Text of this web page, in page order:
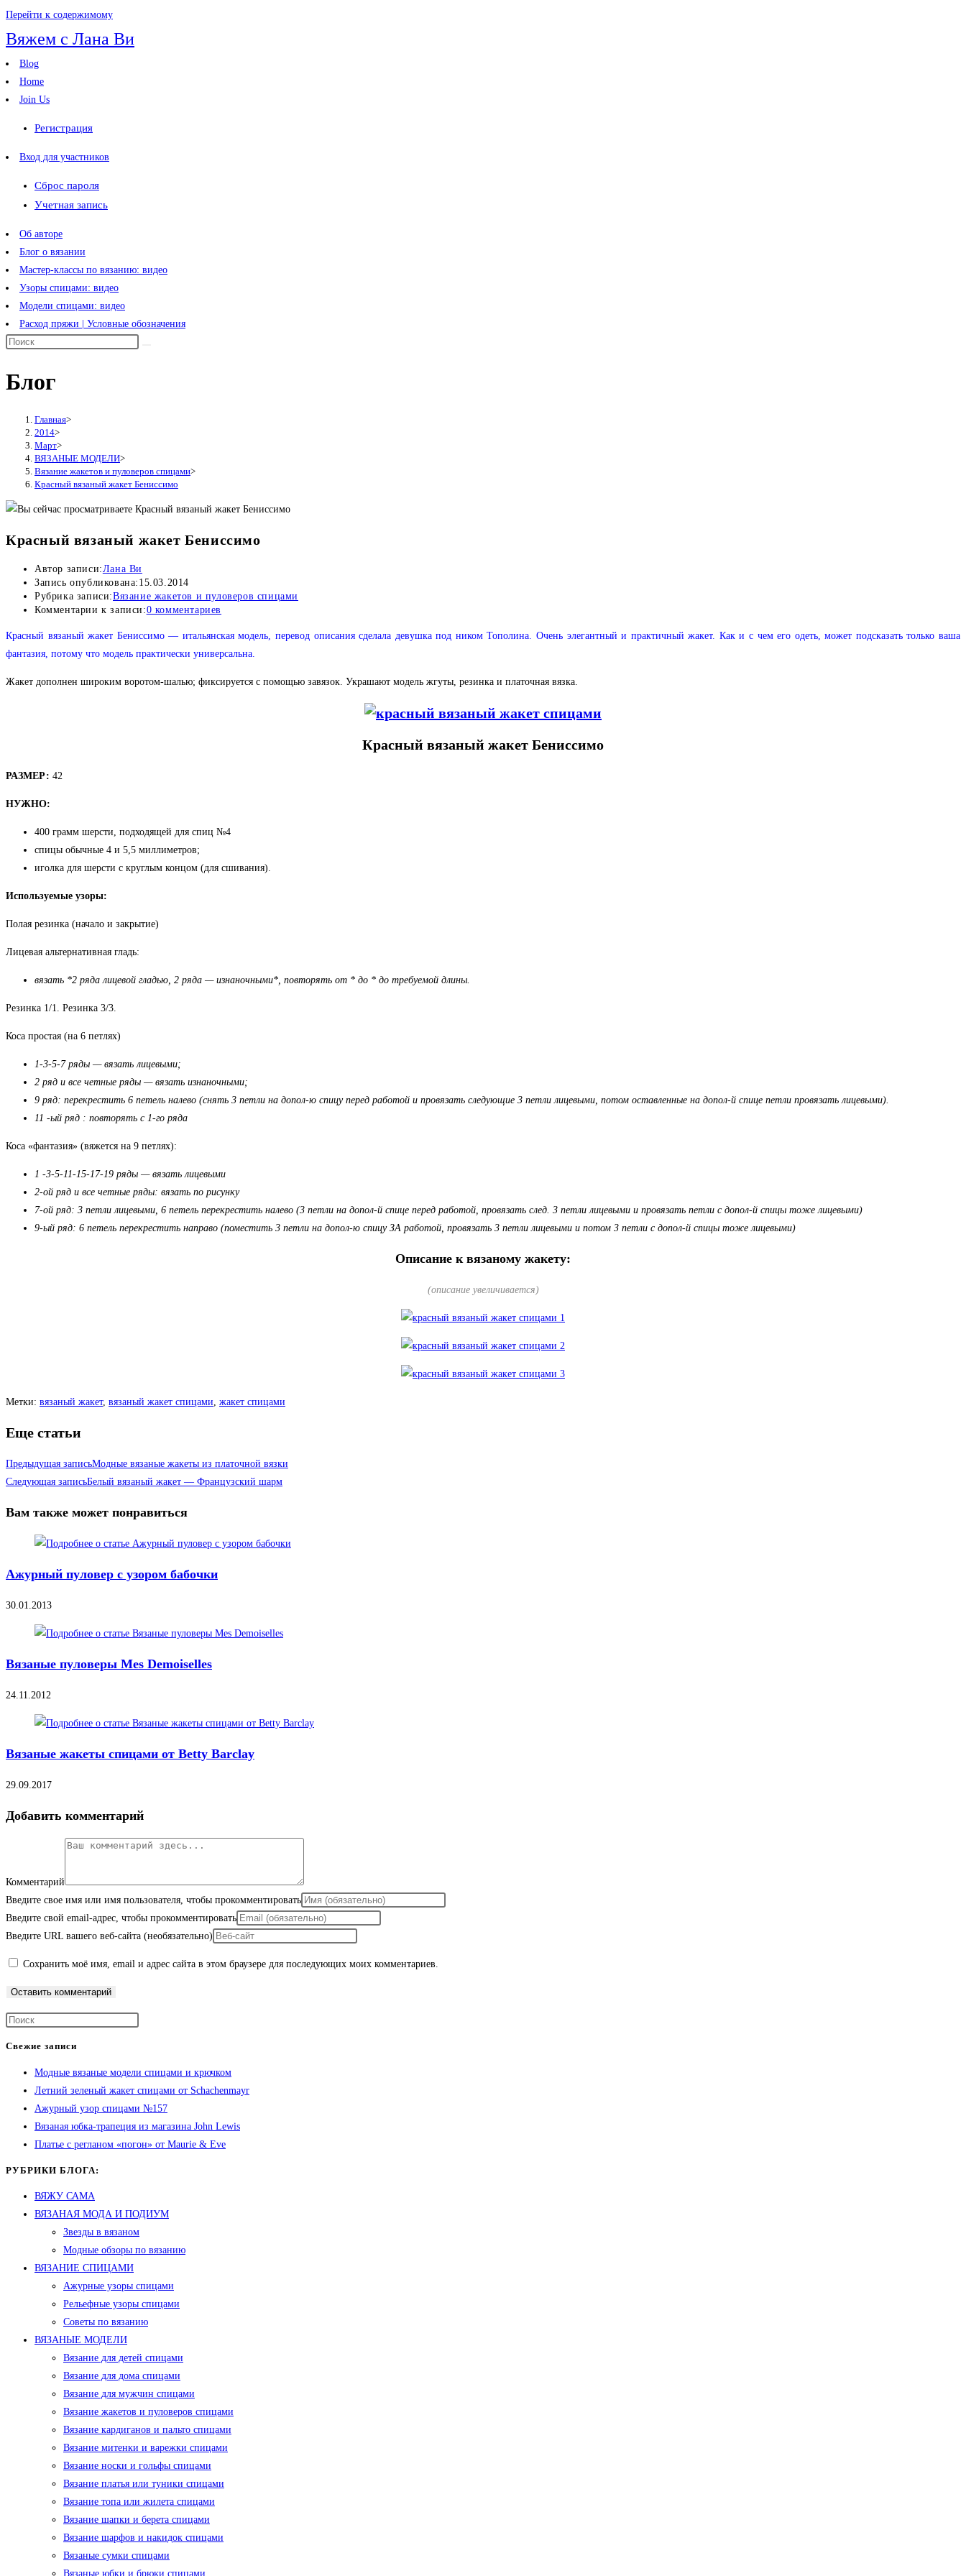
Перейти к содержимому
Вяжем с Лана Ви
Blog
Home
Join Us
Регистрация
Вход для участников
Сброс пароля
Учетная запись
Об авторе
Блог о вязании
Мастер-классы по вязанию: видео
Узоры спицами: видео
Модели спицами: видео
Расход пряжи | Условные обозначения
Блог
Главная>
2014>
Март>
ВЯЗАНЫЕ МОДЕЛИ>
Вязание жакетов и пуловеров спицами>
Красный вязаный жакет Бениссимо
Красный вязаный жакет Бениссимо
Автор записи:Лана Ви
Запись опубликована: 15.03.2014
Рубрика записи:Вязание жакетов и пуловеров спицами
Комментарии к записи:0 комментариев
Красный вязаный жакет Бениссимо — итальянская модель, перевод описания сделала девушка под ником Тополина. Очень элегантный и практичный жакет. Как и с чем его одеть, может подсказать только ваша
фантазия, потому что модель практически универсальна.
Жакет дополнен широким воротом-шалью; фиксируется с помощью завязок. Украшают модель жгуты, резинка и платочная вязка.
Красный вязаный жакет Бениссимо
РАЗМЕР: 42
НУЖНО:
400 грамм шерсти, подходящей для спиц №4
спицы обычные 4 и 5,5 миллиметров;
иголка для шерсти с круглым концом (для сшивания).
Используемые узоры:
Полая резинка (начало и закрытие)
Лицевая альтернативная гладь:
вязать *2 ряда лицевой гладью, 2 ряда — изнаночными*, повторять от * до * до требуемой длины.
Резинка 1/1. Резинка 3/3.
Коса простая (на 6 петлях)
1-3-5-7 ряды — вязать лицевыми;
2 ряд и все четные ряды — вязать изнаночными;
9 ряд: перекрестить 6 петель налево (снять 3 петли на допол-ю спицу перед работой и провязать следующие 3 петли лицевыми, потом оставленные на допол-й спице петли провязать лицевыми).
11 -ый ряд : повторять с 1-го ряда
Коса «фантазия» (вяжется на 9 петлях):
1 -3-5-11-15-17-19 ряды — вязать лицевыми
2-ой ряд и все четные ряды: вязать по рисунку
7-ой ряд: 3 петли лицевыми, 6 петель перекрестить налево (3 петли на допол-й спице перед работой, провязать след. 3 петли лицевыми и провязать петли с допол-й спицы тоже лицевыми)
9-ый ряд: 6 петель перекрестить направо (поместить 3 петли на допол-ю спицу ЗА работой, провязать 3 петли лицевыми и потом 3 петли с допол-й спицы тоже лицевыми)
Описание к вязаному жакету:
(описание увеличивается)
Метки: вязаный жакет, вязаный жакет спицами жакет спицами
Еще статьи
Предыдущая записьМодные вязаные жакеты из платочной вязки
Следующая записьБелый вязаный жакет — Французский шарм
Вам также может понравиться
Ажурный пуловер с узором бабочки
30.01.2013
Вязаные пуловеры Mes Demoiselles
24.11.2012
Вязаные жакеты спицами от Betty Barclay
29.09.2017
Добавить комментарий
Комментарий
Введите свое имя или имя пользователя, чтобы прокомментировать
Введите свой email-адрес, чтобы прокомментировать
Введите URL вашего веб-сайта (необязательно)
Сохранить моё имя, email и адрес сайта в этом браузере для последующих моих комментариев.
Свежие записи
Модные вязаные модели спицами и крючком
Летний зеленый жакет спицами от Schachenmayr
Ажурный узор спицами №157
Вязаная юбка-трапеция из магазина John Lewis
Платье с регланом «погон» от Maurie & Eve
РУБРИКИ БЛОГА:
ВЯЖУ САМА
ВЯЗАНАЯ МОДА И ПОДИУМ
Звезды в вязаном
Модные обзоры по вязанию
ВЯЗАНИЕ СПИЦАМИ
Ажурные узоры спицами
Рельефные узоры спицами
Советы по вязанию
ВЯЗАНЫЕ МОДЕЛИ
Вязание для детей спицами
Вязание для дома спицами
Вязание для мужчин спицами
Вязание жакетов и пуловеров спицами
Вязание кардиганов и пальто спицами
Вязание митенки и варежки спицами
Вязание носки и гольфы спицами
Вязание платья или туники спицами
Вязание топа или жилета спицами
Вязание шапки и берета спицами
Вязание шарфов и накидок спицами
Вязаные сумки спицами
Вязаные юбки и брюки спицами